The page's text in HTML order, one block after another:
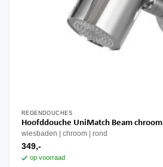
REGENDOUCHES
Hoofddouche UniMatch Beam chroom
wiesbaden chroom rond
349,-
op voorraad